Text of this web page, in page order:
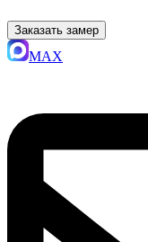
Заказать замер
MAX